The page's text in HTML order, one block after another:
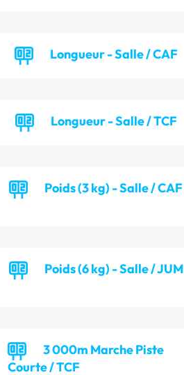
Longueur - Salle / CAF
Longueur - Salle / TCF
Poids (3 kg) - Salle / CAF
Poids (6 kg) - Salle / JUM
3 000m Marche Piste
Courte / TCF